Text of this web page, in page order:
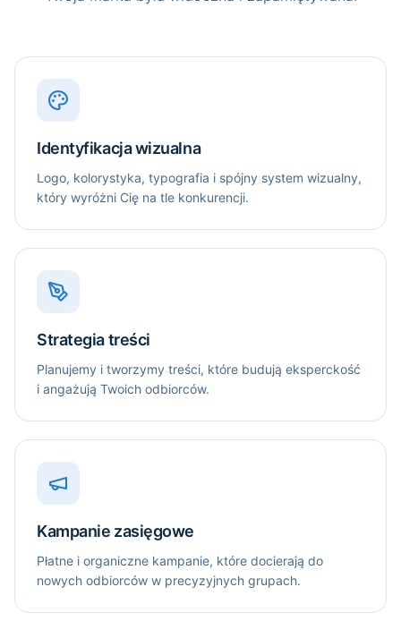
Identyfikacja wizualna
Logo, kolorystyka, typografia i spójny system wizualny,
który wyróżni Cię na tle konkurencji.
Strategia treści
Planujemy i tworzymy treści, które budują eksperckość
i angażują Twoich odbiorców.
Kampanie zasięgowe
Płatne i organiczne kampanie, które docierają do
nowych odbiorców w precyzyjnych grupach.